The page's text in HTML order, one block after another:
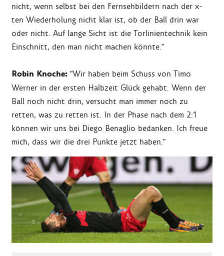
nicht, wenn selbst bei den Fernsehbildern nach der x-
ten Wiederholung nicht klar ist, ob der Ball drin war
oder nicht. Auf lange Sicht ist die Torlinientechnik kein
Einschnitt, den man nicht machen könnte."
Robin Knoche: "Wir haben beim Schuss von Timo
Werner in der ersten Halbzeit Glück gehabt. Wenn der
Ball noch nicht drin, versucht man immer noch zu
retten, was zu retten ist. In der Phase nach dem 2:1
können wir uns bei Diego Benaglio bedanken. Ich freue
mich, dass wir die drei Punkte jetzt haben."